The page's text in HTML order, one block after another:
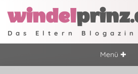
windel
Das Eltern Blogazin
Menü ✚